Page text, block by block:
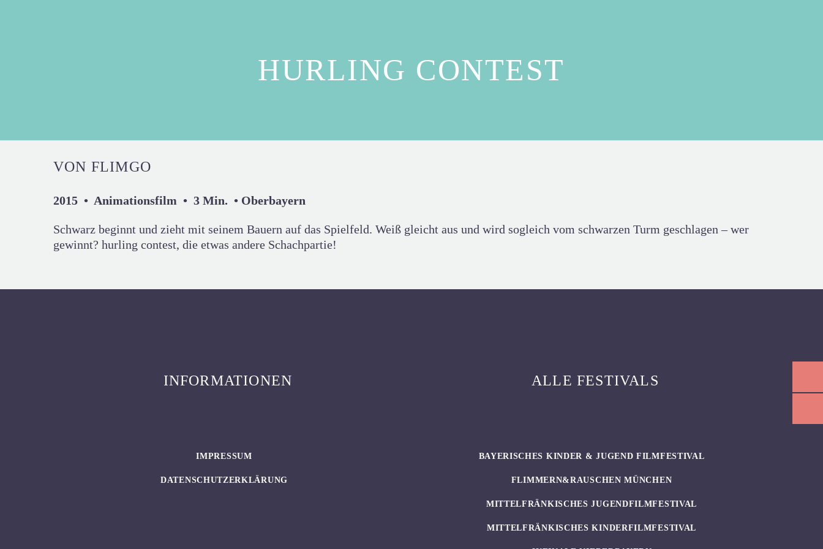
HURLING CONTEST
VON FLIMGO
2015 • Animationsfilm • 3 Min. • Oberbayern
Schwarz beginnt und zieht mit seinem Bauern auf das Spielfeld. Weiß gleicht aus und wird sogleich vom schwarzen Turm geschlagen – wer
gewinnt? hurling contest, die etwas andere Schachpartie!
INFORMATIONEN
IMPRESSUM
DATENSCHUTZERKLÄRUNG
ALLE FESTIVALS
BAYERISCHES KINDER & JUGEND FILMFESTIVAL
FLIMMERN&RAUSCHEN MÜNCHEN
MITTELFRÄNKISCHES JUGENDFILMFESTIVAL
MITTELFRÄNKISCHES KINDERFILMFESTIVAL